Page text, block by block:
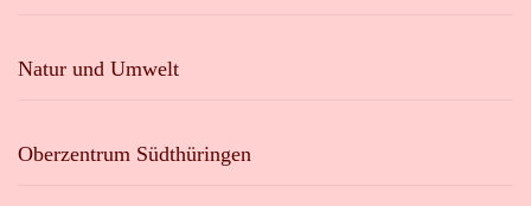
Natur und Umwelt
Oberzentrum Südthüringen